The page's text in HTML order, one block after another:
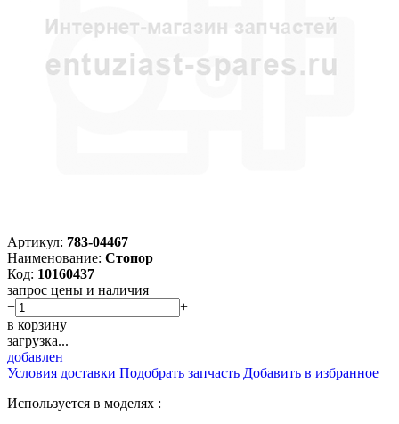
Артикул: 783-04467
Наименование: Стопор
Код: 10160437
запрос цены и наличия
−
+
в корзину
загрузка...
добавлен
Условия доставки Подобрать запчасть Добавить в избранное
Используется в моделях :